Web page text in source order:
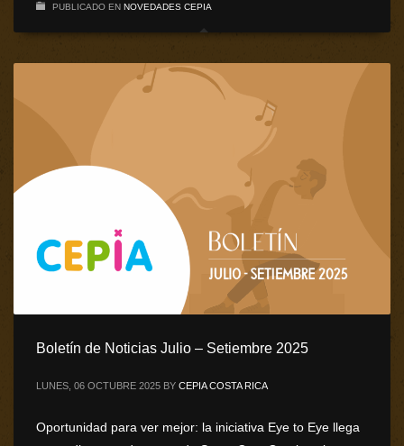
PUBLICADO EN NOVEDADES CEPIA
Boletín de Noticias Julio – Setiembre 2025
LUNES, 06 OCTUBRE 2025 BY CEPIA COSTA RICA
Oportunidad para ver mejor: la iniciativa Eye to Eye llega